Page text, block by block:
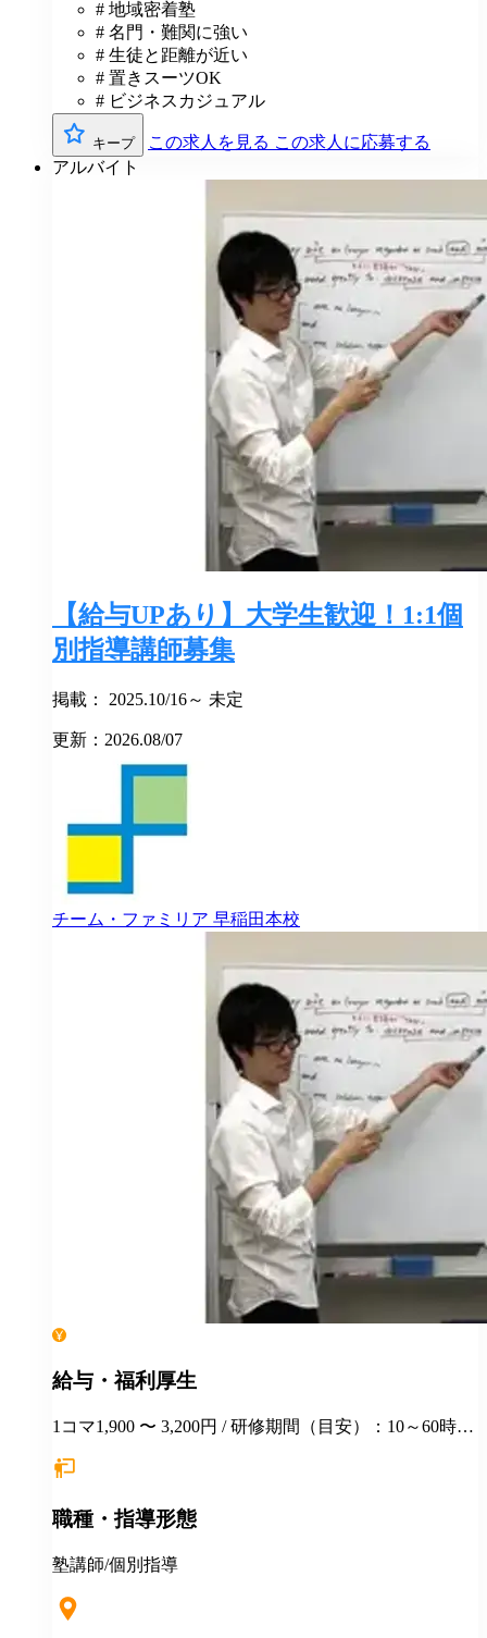
# 地域密着塾
# 名門・難関に強い
# 生徒と距離が近い
# 置きスーツOK
# ビジネスカジュアル
キープ この求人を見る この求人に応募する
アルバイト
【給与UPあり】大学生歓迎！1:1個
別指導講師募集
掲載： 2025.10/16～ 未定
更新：2026.08/07
チーム・ファミリア 早稲田本校
給与・福利厚生
1コマ1,900 〜 3,200円 / 研修期間（目安）：10～60時間
験・能力に応じて変動します。 授業見学から始まり、
す。 研修中も演習の答え合わせや解説を手伝ってもら
師デビュー後に困らないよう最大限配慮いたします。
職種・指導形態
塾講師/個別指導